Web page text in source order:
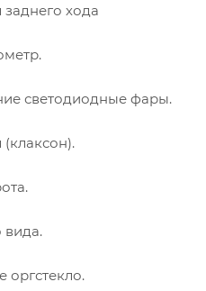
хода
светодиодные фары.
(клаксон).
вида.
оргстекло.